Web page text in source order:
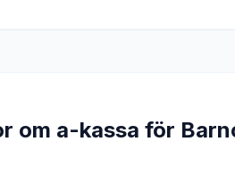
om a-kassa för